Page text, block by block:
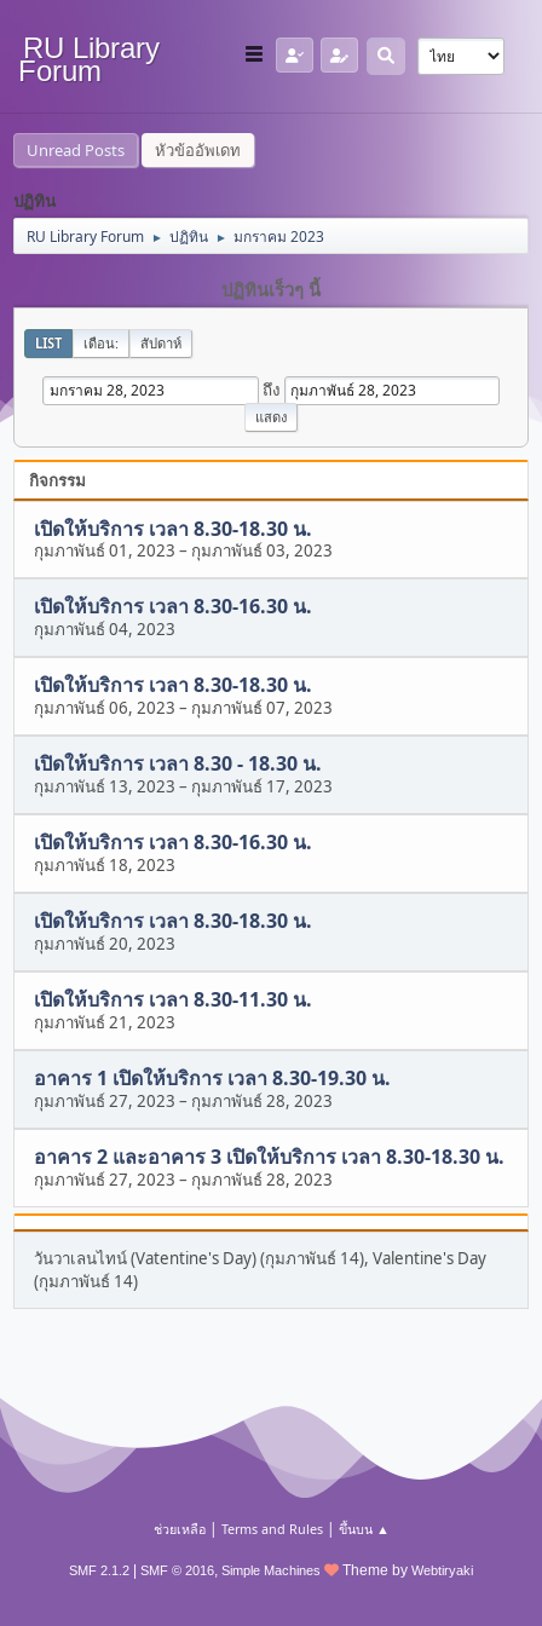
RU Library
Forum
Unread Posts หัวข้ออัพเดท
ปฏิทิน
RU Library Forum ► ปฏิทิน ► มกราคม 2023
ปฏิทินเร็วๆ นี้
LIST เดือน: สัปดาห์
ถึง
กิจกรรม
เปิดให้บริการ เวลา 8.30-18.30 น.
กุมภาพันธ์ 01, 2023 – กุมภาพันธ์ 03, 2023
เปิดให้บริการ เวลา 8.30-16.30 น.
กุมภาพันธ์ 04, 2023
เปิดให้บริการ เวลา 8.30-18.30 น.
กุมภาพันธ์ 06, 2023 – กุมภาพันธ์ 07, 2023
เปิดให้บริการ เวลา 8.30 - 18.30 น.
กุมภาพันธ์ 13, 2023 – กุมภาพันธ์ 17, 2023
เปิดให้บริการ เวลา 8.30-16.30 น.
กุมภาพันธ์ 18, 2023
เปิดให้บริการ เวลา 8.30-18.30 น.
กุมภาพันธ์ 20, 2023
เปิดให้บริการ เวลา 8.30-11.30 น.
กุมภาพันธ์ 21, 2023
อาคาร 1 เปิดให้บริการ เวลา 8.30-19.30 น.
กุมภาพันธ์ 27, 2023 – กุมภาพันธ์ 28, 2023
อาคาร 2 และอาคาร 3 เปิดให้บริการ เวลา 8.30-18.30 น.
กุมภาพันธ์ 27, 2023 – กุมภาพันธ์ 28, 2023
วันวาเลนไทน์ (Vatentine's Day) (กุมภาพันธ์ 14), Valentine's Day
(กุมภาพันธ์ 14)
ช่วยเหลือ| Terms and Rules| ขึ้นบน ▲
SMF 2.1.2 SMF © 2016, Simple Machines Theme by Webtiryaki